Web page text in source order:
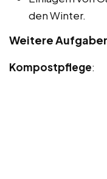
den Winter.
Weitere
Kompostpflege: